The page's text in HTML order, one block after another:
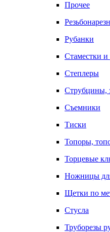
Прочее
Рубанки
Стаместки и
Степлеры
Струбцины,
Съемники
Тиски
Топоры,
Торцевые
Ножницы
Щетки по
Стусла
Труборезы